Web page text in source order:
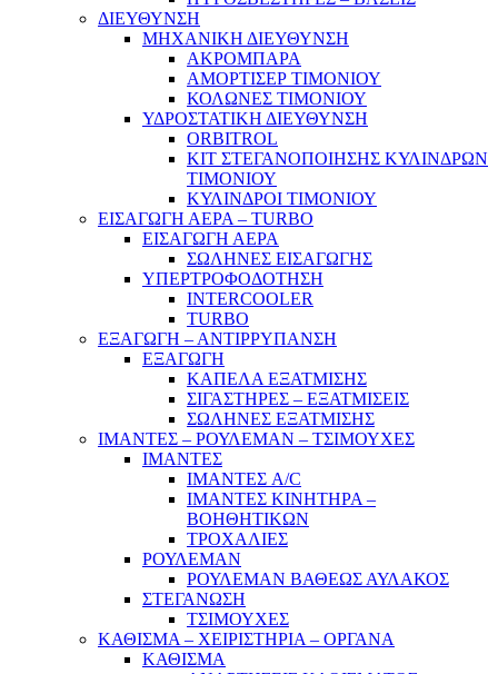
ΔΙΕΥΘΥΝΣΗ
ΜΗΧΑΝΙΚΗ ΔΙΕΥΘΥΝΣΗ
ΑΚΡΟΜΠΑΡΑ
ΑΜΟΡΤΙΣΕΡ ΤΙΜΟΝΙΟΥ
ΚΟΛΩΝΕΣ ΤΙΜΟΝΙΟΥ
ΥΔΡΟΣΤΑΤΙΚΗ ΔΙΕΥΘΥΝΣΗ
ORBITROL
ΚΙΤ ΣΤΕΓΑΝΟΠΟΙΗΣΗΣ ΚΥΛΙΝΔΡΩΝ
ΤΙΜΟΝΙΟΥ
ΚΥΛΙΝΔΡΟΙ ΤΙΜΟΝΙΟΥ
ΕΙΣΑΓΩΓΗ ΑΕΡΑ – TURBO
ΕΙΣΑΓΩΓΗ ΑΕΡΑ
ΣΩΛΗΝΕΣ ΕΙΣΑΓΩΓΗΣ
ΥΠΕΡΤΡΟΦΟΔΟΤΗΣΗ
INTERCOOLER
TURBO
ΕΞΑΓΩΓΗ – ΑΝΤΙΡΡΥΠΑΝΣΗ
ΕΞΑΓΩΓΗ
ΚΑΠΕΛΑ ΕΞΑΤΜΙΣΗΣ
ΣΙΓΑΣΤΗΡΕΣ – ΕΞΑΤΜΙΣΕΙΣ
ΣΩΛΗΝΕΣ ΕΞΑΤΜΙΣΗΣ
ΙΜΑΝΤΕΣ – ΡΟΥΛΕΜΑΝ – ΤΣΙΜΟΥΧΕΣ
ΙΜΑΝΤΕΣ
ΙΜΑΝΤΕΣ A/C
ΙΜΑΝΤΕΣ ΚΙΝΗΤΗΡΑ –
ΒΟΗΘΗΤΙΚΩΝ
ΤΡΟΧΑΛΙΕΣ
ΡΟΥΛΕΜΑΝ
ΡΟΥΛΕΜΑΝ ΒΑΘΕΩΣ ΑΥΛΑΚΟΣ
ΣΤΕΓΑΝΩΣΗ
ΤΣΙΜΟΥΧΕΣ
ΚΑΘΙΣΜΑ – ΧΕΙΡΙΣΤΗΡΙΑ – ΟΡΓΑΝΑ
ΚΑΘΙΣΜΑ